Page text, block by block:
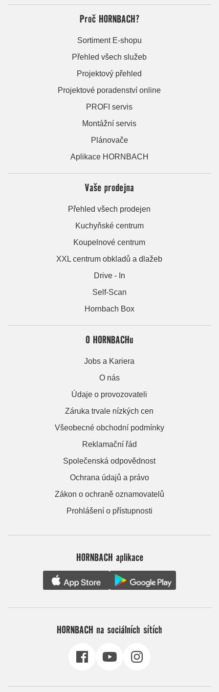
Proč HORNBACH?
Sortiment E-shopu
Přehled všech služeb
Projektový přehled
Projektové poradenství online
PROFI servis
Montážní servis
Plánovače
Aplikace HORNBACH
Vaše prodejna
Přehled všech prodejen
Kuchyňské centrum
Koupelnové centrum
XXL centrum obkladů a dlažeb
Drive - In
Self-Scan
Hornbach Box
O HORNBACHu
Jobs a Kariera
O nás
Údaje o provozovateli
Záruka trvale nízkých cen
Všeobecné obchodní podmínky
Reklamační řád
Společenská odpovědnost
Ochrana údajů a právo
Zákon o ochraně oznamovatelů
Prohlášení o přístupnosti
HORNBACH aplikace
HORNBACH na sociálních sítích